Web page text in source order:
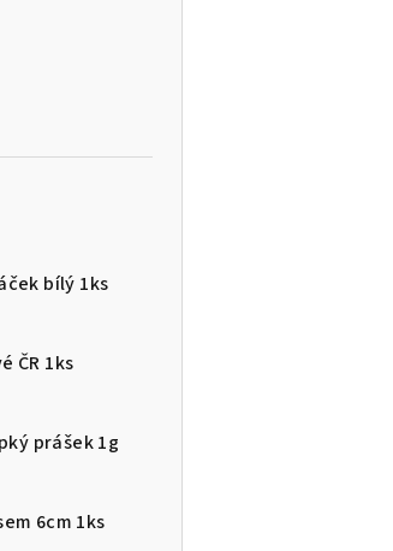
bílý 1ks
ČR 1ks
prášek 1g
6cm 1ks